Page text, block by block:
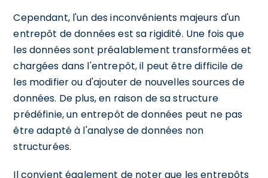
Cependant, l'un des inconvénients majeurs d'un
entrepôt de données est sa rigidité. Une fois que
les données sont préalablement transformées et
chargées dans l'entrepôt, il peut être difficile de
les modifier ou d'ajouter de nouvelles sources de
données. De plus, en raison de sa structure
prédéfinie, un entrepôt de données peut ne pas
être adapté à l'analyse de données non
structurées.
Il convient également de noter que les entrepôts